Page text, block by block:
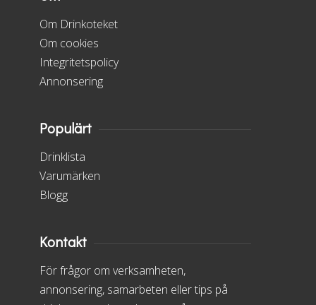
Om Drinkoteket
Om cookies
Integritetspolicy
Annonsering
Populärt
Drinklista
Varumärken
Blogg
Kontakt
För frågor om verksamheten,
annonsering, samarbeten eller tips på